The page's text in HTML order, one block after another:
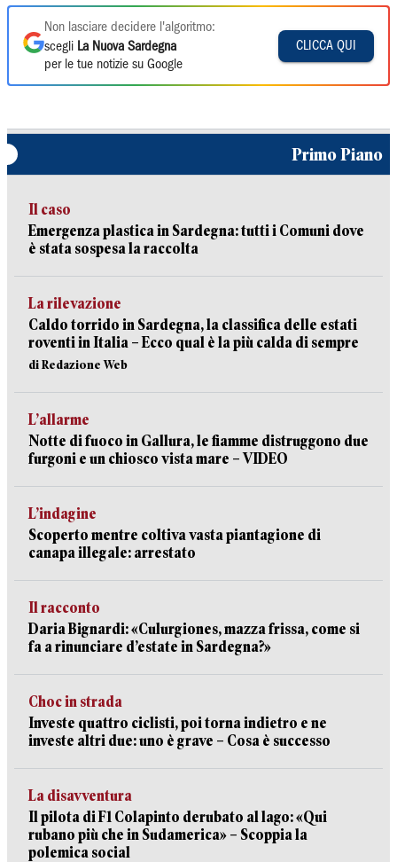
Non lasciare decidere l'algoritmo:
scegli La Nuova Sardegna
per le tue notizie su Google
CLICCA QUI
Primo Piano
Il caso
Emergenza plastica in Sardegna: tutti i Comuni dove
è stata sospesa la raccolta
La rilevazione
Caldo torrido in Sardegna, la classifica delle estati
roventi in Italia – Ecco qual è la più calda di sempre
di Redazione Web
L’allarme
Notte di fuoco in Gallura, le fiamme distruggono due
furgoni e un chiosco vista mare – VIDEO
L’indagine
Scoperto mentre coltiva vasta piantagione di
canapa illegale: arrestato
Il racconto
Daria Bignardi: «Culurgiones, mazza frissa, come si
fa a rinunciare d’estate in Sardegna?»
Choc in strada
Investe quattro ciclisti, poi torna indietro e ne
investe altri due: uno è grave – Cosa è successo
La disavventura
Il pilota di F1 Colapinto derubato al lago: «Qui
rubano più che in Sudamerica» – Scoppia la
polemica social